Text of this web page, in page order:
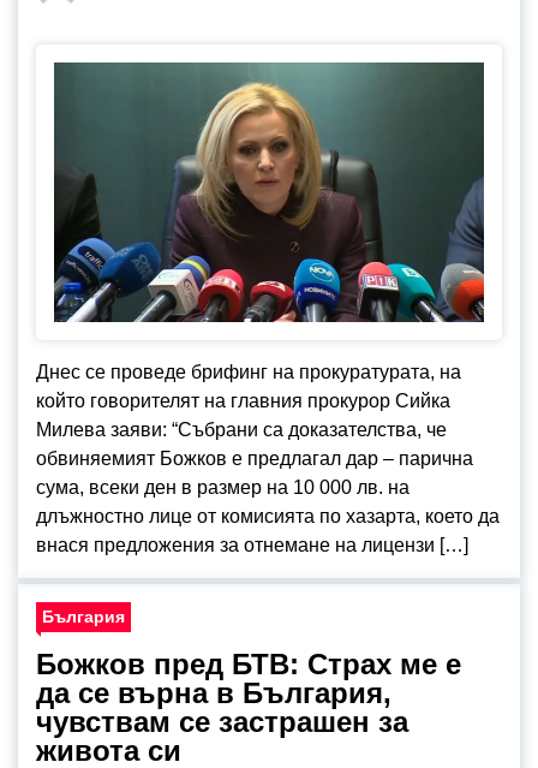
Днес се проведе брифинг на прокуратурата, на
който говорителят на главния прокурор Сийка
Милева заяви: “Събрани са доказателства, че
обвиняемият Божков е предлагал дар – парична
сума, всеки ден в размер на 10 000 лв. на
длъжностно лице от комисията по хазарта, което да
внася предложения за отнемане на лицензи […]
България
Божков пред БТВ: Страх ме е
да се върна в България,
чувствам се застрашен за
живота си